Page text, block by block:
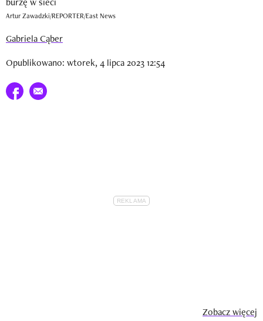
Artur Zawadzki/REPORTER/East News
Gabriela Cąber
Opublikowano: wtorek, 4 lipca 2023 12:54
Udostępnij na facebook
E-mail do przyjaciela
Zobacz więcej